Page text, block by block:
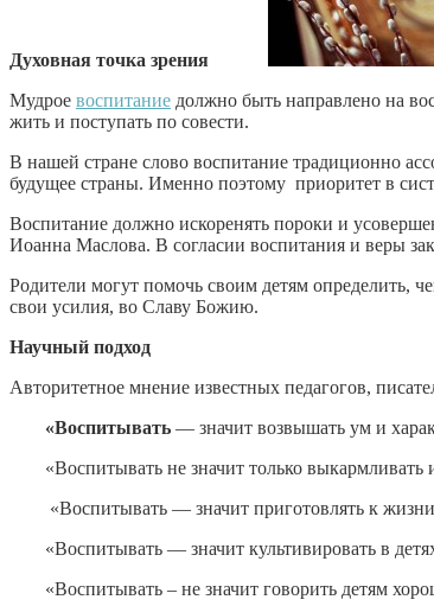
Духовная точка зрения
Мудрое воспитание должно быть направлено на
жить и поступать по совести.
В нашей стране слово воспитание традиционно
будущее страны. Именно поэтому приоритет в
Воспитание должно искоренять пороки и
Иоанна Маслова. В согласии воспитания и веры
Родители могут помочь своим детям определить,
свои усилия, во Славу Божию.
Научный подход
Авторитетное мнение известных педагогов,
«Воспитывать — значит возвышать ум и
«Воспитывать не значит только
«Воспитывать — значит приготовлять к
«Воспитывать — значит культивировать в
«Воспитывать – не значит говорить детям